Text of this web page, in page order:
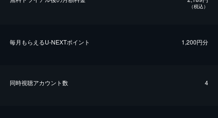
（税込）
毎⽉もらえるU-NEXTポイント 1,200円分
同時視聴アカウント数 4